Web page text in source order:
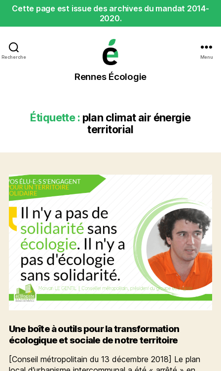
Cette page est issue des archives du mandat 2014-
2020.
Recherche
Rennes
Écologie
Rennes Écologie
Menu
Étiquette : plan climat air énergie
territorial
Une boîte à outils pour la transformation
écologique et sociale de notre territoire
[Conseil métropolitain du 13 décembre 2018] Le plan